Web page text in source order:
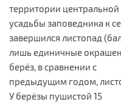
территории центральной
усадьбы заповедника к
завершился листопад
лишь единичные
берёз, в сравнении с
предыдущим годом,
У берёзы пушистой 15